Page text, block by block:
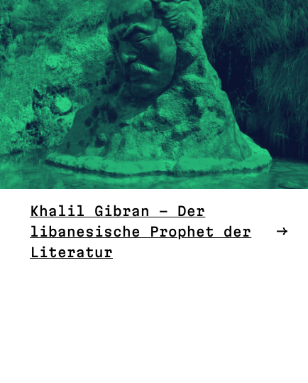
Khalil Gibran – Der
libanesische Prophet der
Literatur